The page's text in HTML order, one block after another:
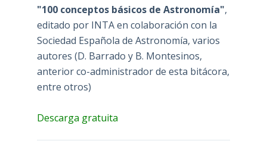
"100 conceptos básicos de Astronomía",
editado por INTA en colaboración con la
Sociedad Española de Astronomía, varios
autores (D. Barrado y B. Montesinos,
anterior co-administrador de esta bitácora,
entre otros)
Descarga gratuita